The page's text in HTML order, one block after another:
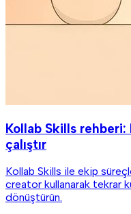
Kollab Skills
çalıştır
Kollab Skills ile ekip
creator kullanarak tekrar
dönüştürün.